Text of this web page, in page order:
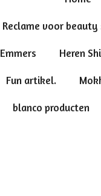
Reclame voor
Emmers Heren
Fun artikel.
blanco producten